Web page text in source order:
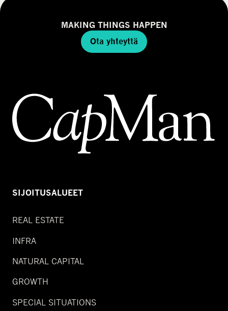
MAKING THINGS HAPPEN
Ota yhteyttä
SIJOITUSALUEET
REAL ESTATE
INFRA
NATURAL CAPITAL
GROWTH
SPECIAL SITUATIONS